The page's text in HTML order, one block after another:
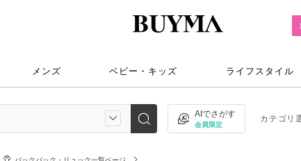
メンズ ベビー・キッズ ライフスタイル
AIでさがす
会員限定
カテゴリ